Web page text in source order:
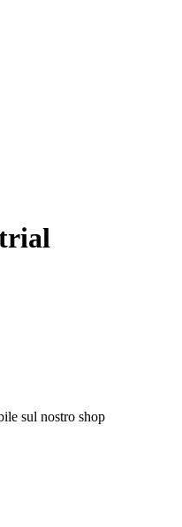
sul nostro shop